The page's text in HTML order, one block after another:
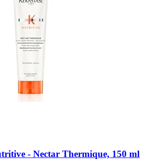
-​ Nectar Thermique, 150 ml